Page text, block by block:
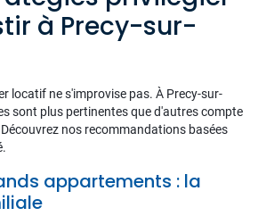
à Precy-sur-
locatif ne s'improvise pas. À Precy-sur-
sont plus pertinentes que d'autres compte
nos recommandations basées
appartements : la